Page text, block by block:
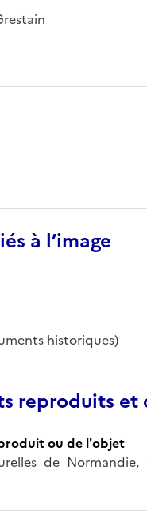
à l’image
historiques)
reproduits
ou de l'objet
de